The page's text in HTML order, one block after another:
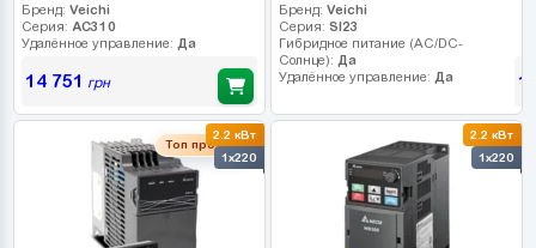
Бренд: Veichi
Серия: AC310
Удалённое управление: Да
14 751 грн
Бренд: Veichi
Серия: SI23
Гибридное питание (AC/DC-
Солнце): Да
Удалённое управление: Да
2.2 кВт
1x220
Топ продаж
2.2 кВт
1x220